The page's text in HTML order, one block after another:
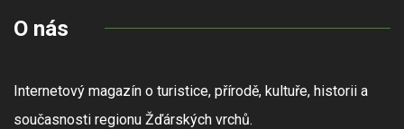
O nás
Internetový magazín o turistice, přírodě, kultuře, historii a
současnosti regionu Žďárských vrchů.